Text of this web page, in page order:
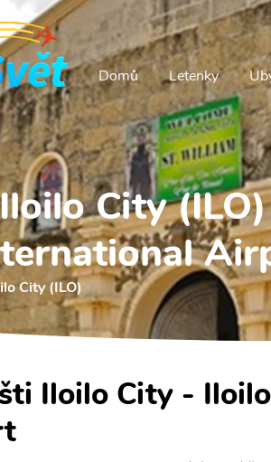
Domů Letenky
City (ILO)
City (ILO)
Iloilo City -